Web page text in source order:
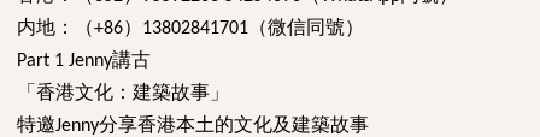
内地：（+86） 13802841701 （微信同號）
Part 1 Jenny講古
「香港文化：建築故事」
特邀Jenny分享香港本土的文化及建築故事